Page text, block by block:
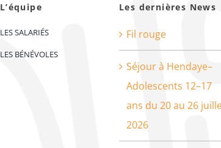
L’équipe
LES SALARIÉS
LES BÉNÉVOLES
Les dernières News
Fil rouge
Séjour à Hendaye–
Adolescents 12–17
ans du 20 au 26
2026